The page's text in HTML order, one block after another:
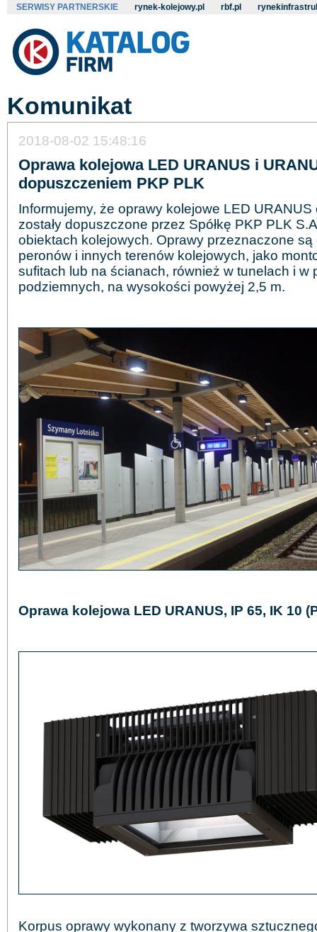
SERWISY PARTNERSKIE rynek-kolejowy.pl rbf.pl
Komunikat
2018-08-02 15:48:16
Oprawa kolejowa LED URANUS i
dopuszczeniem PKP PLK
Informujemy, że oprawy kolejowe LED URANUS
zostały dopuszczone przez Spółkę PKP PLK
obiektach kolejowych. Oprawy przeznaczone są
peronów i innych terenów kolejowych, jako
sufitach lub na ścianach, również w tunelach i w
podziemnych, na wysokości powyżej 2,5 m.
Oprawa kolejowa LED URANUS, IP 65, IK 10
Korpus oprawy wykonany z tworzywa